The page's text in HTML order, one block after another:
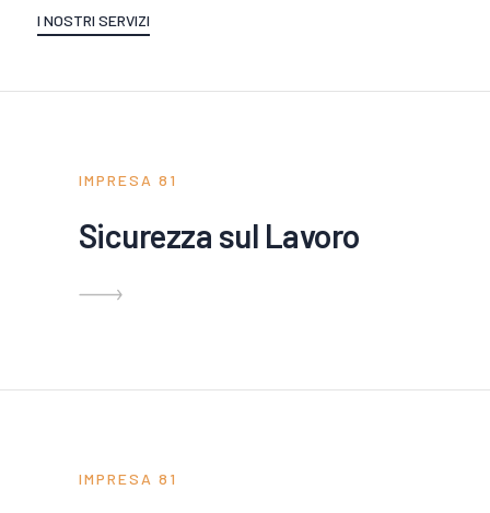
I NOSTRI SERVIZI
IMPRESA 81
Sicurezza sul Lavoro
IMPRESA 81